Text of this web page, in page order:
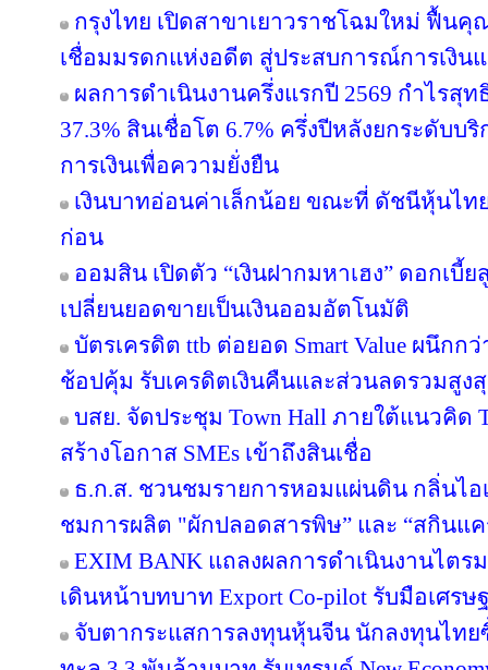
กรุงไทย เปิดสาขาเยาวราชโฉมใหม่ ฟื้น
เชื่อมมรดกแห่งอดีต สู่ประสบการณ์การเงิน
ผลการดำเนินงานครึ่งแรกปี 2569 กำไรสุท
37.3% สินเชื่อโต 6.7% ครึ่งปีหลังยกระดับบ
การเงินเพื่อความยั่งยืน
เงินบาทอ่อนค่าเล็กน้อย ขณะที่ ดัชนีหุ้นไท
ก่อน
ออมสิน เปิดตัว “เงินฝากมหาเฮง” ดอกเบี้
เปลี่ยนยอดขายเป็นเงินออมอัตโนมัติ
บัตรเครดิต ttb ต่อยอด Smart Value ผนึก
ช้อปคุ้ม รับเครดิตเงินคืนและส่วนลดรวมสูง
บสย. จัดประชุม Town Hall ภายใต้แนวคิด
สร้างโอกาส SMEs เข้าถึงสินเชื่อ
ธ.ก.ส. ชวนชมรายการหอมแผ่นดิน กลิ่นไ
ชมการผลิต "ผักปลอดสารพิษ” และ “สกินแ
EXIM BANK แถลงผลการดำเนินงานไตร
เดินหน้าบทบาท Export Co-pilot รับมือเศรษ
จับตากระแสการลงทุนหุ้นจีน นักลงทุนไทยซื้